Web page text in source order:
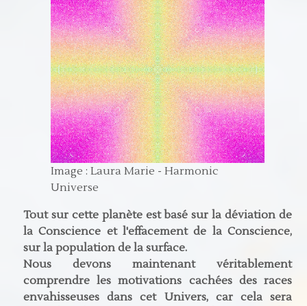
Image : Laura Marie - Harmonic
Universe
Tout sur cette planète est basé sur la déviation de
la Conscience et l'effacement de la Conscience,
sur la population de la surface.
Nous devons maintenant véritablement
comprendre les motivations cachées des races
envahisseuses dans cet Univers, car cela sera